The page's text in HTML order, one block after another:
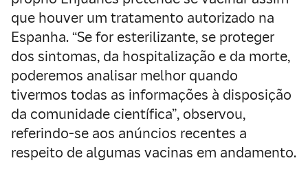
que houver um tratamento autorizado na
Espanha. “Se for esterilizante, se proteger
dos sintomas, da hospitalização e da morte,
poderemos analisar melhor quando
tivermos todas as informações à disposição
da comunidade científica”, observou,
referindo-se aos anúncios recentes a
respeito de algumas vacinas em andamento.